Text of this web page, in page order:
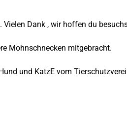
Dank , wir hoffen du
Mohnschnecken mitgebracht.
und KatzE vom